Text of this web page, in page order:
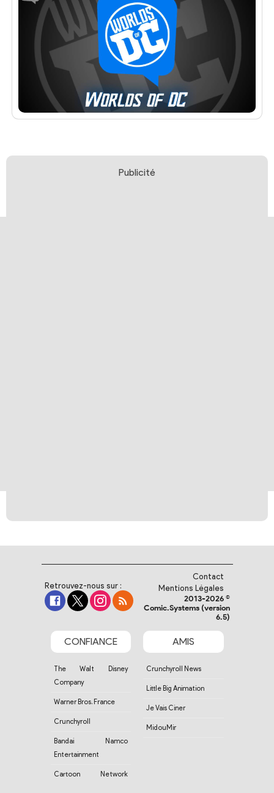
Publicité
Retrouvez-nous sur :
Contact
Mentions Légales
2013-2026 ©
Comic.Systems (version
6.5)
CONFIANCE
The Walt Disney
Company
Warner Bros. France
Crunchyroll
Bandai Namco
Entertainment
Cartoon Network
AMIS
Crunchyroll News
Little Big Animation
Je Vais Ciner
MidouMir